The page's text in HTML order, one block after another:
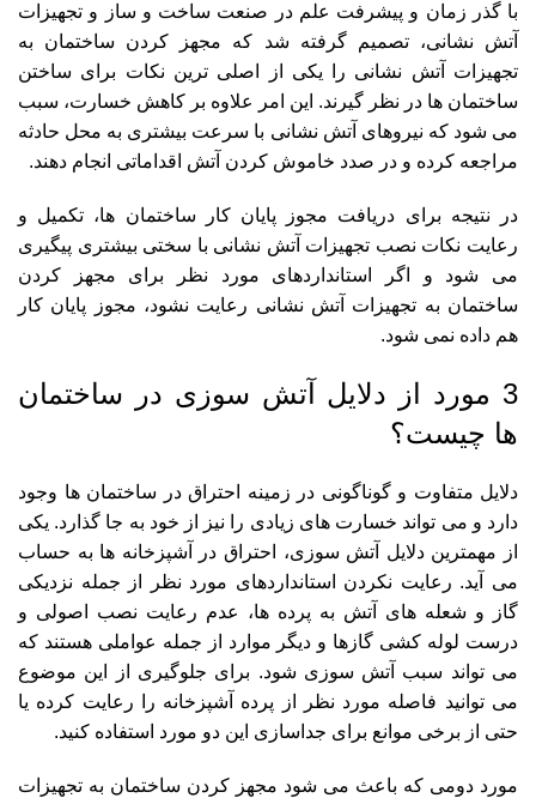
با گذر زمان و پیشرفت علم در صنعت ساخت و ساز و تجهیزات
آتش نشانی، تصمیم گرفته شد که مجهز کردن ساختمان به
تجهیزات آتش نشانی را یکی از اصلی ترین نکات برای ساختن
ساختمان ها در نظر گیرند. این امر علاوه بر کاهش خسارت، سبب
می شود که نیروهای آتش نشانی با سرعت بیشتری به محل حادثه
مراجعه کرده و در صدد خاموش کردن آتش اقداماتی انجام دهند.
در نتیجه برای دریافت مجوز پایان کار ساختمان ها، تکمیل و
رعایت نکات نصب تجهیزات آتش نشانی با سختی بیشتری پیگیری
می شود و اگر استانداردهای مورد نظر برای مجهز کردن
ساختمان به تجهیزات آتش نشانی رعایت نشود، مجوز پایان کار
هم داده نمی شود.
3 مورد از دلایل آتش سوزی در ساختمان
ها چیست؟
دلایل متفاوت و گوناگونی در زمینه احتراق در ساختمان ها وجود
دارد و می تواند خسارت های زیادی را نیز از خود به جا گذارد. یکی
از مهمترین دلایل آتش سوزی، احتراق در آشپزخانه ها به حساب
می آید. رعایت نکردن استانداردهای مورد نظر از جمله نزدیکی
گاز و شعله های آتش به پرده ها، عدم رعایت نصب اصولی و
درست لوله کشی گازها و دیگر موارد از جمله عواملی هستند که
می تواند سبب آتش سوزی شود. برای جلوگیری از این موضوع
می توانید فاصله مورد نظر از پرده آشپزخانه را رعایت کرده یا
حتی از برخی موانع برای جداسازی این دو مورد استفاده کنید.
مورد دومی که باعث می شود مجهز کردن ساختمان به تجهیزات